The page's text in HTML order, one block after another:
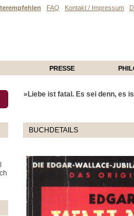
FAQ Kontakt / Impressum
PRESSE
»Liebe ist fatal. Es sei denn, es
BUCHDETAILS